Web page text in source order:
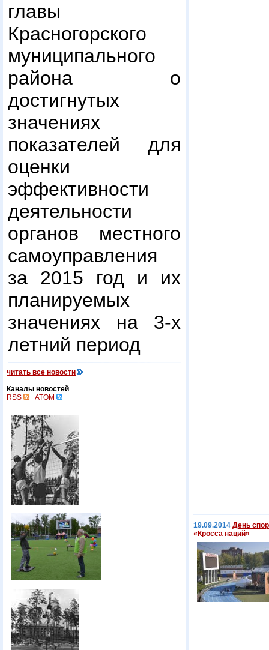
главы
Красногорского
муниципального
района о
достигнутых
значениях
показателей для
оценки
эффективности
деятельности
органов местного
самоуправления
за 2015 год и их
планируемых
значениях на 3-х
летний период
читать все новости
Каналы новостей
RSS
ATOM
19.09.2014 День
«Кросса наций»